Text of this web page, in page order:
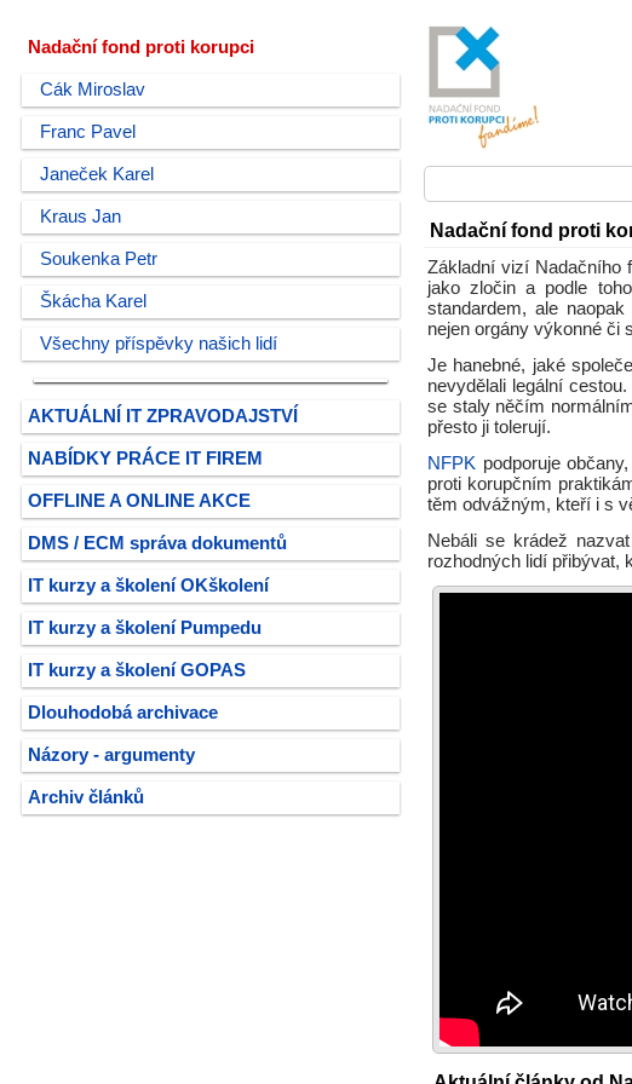
Nadační fond proti korupci
Cák Miroslav
Franc Pavel
Janeček Karel
Kraus Jan
Soukenka Petr
Škácha Karel
Všechny příspěvky našich lidí
AKTUÁLNÍ IT ZPRAVODAJSTVÍ
NABÍDKY PRÁCE IT FIREM
OFFLINE A ONLINE AKCE
DMS / ECM správa dokumentů
IT kurzy a školení OKškolení
IT kurzy a školení Pumpedu
IT kurzy a školení GOPAS
Dlouhodobá archivace
Názory - argumenty
Archiv článků
Nadační fond proti
Základní vizí Nadačního
jako zločin a podle
standardem, ale
nejen orgány výkonné či
Je hanebné, jaké
nevydělali legální
se staly něčím
přesto ji tolerují.
NFPK podporuje
proti korupčním
těm odvážným, kteří i s
Nebáli se krádež
rozhodných lidí přibývat,